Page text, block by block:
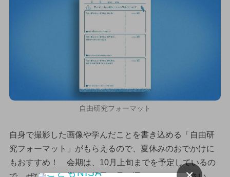
自由研究フォーマット
自身で撮影した画像や学んだことを書き込める「自由研
究フォーマット」がもらえるので、夏休みのおでかけに
もおすすめ！ 会期は、10月上旬までを予定しているの